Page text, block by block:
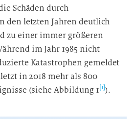
Schäden durch
den letzten Jahren deutlich
zu einer immer größeren
im Jahr 1985 nicht
Katastrophen gemeldet
in 2018 mehr als 800
(siehe Abbildung 1 [1]).